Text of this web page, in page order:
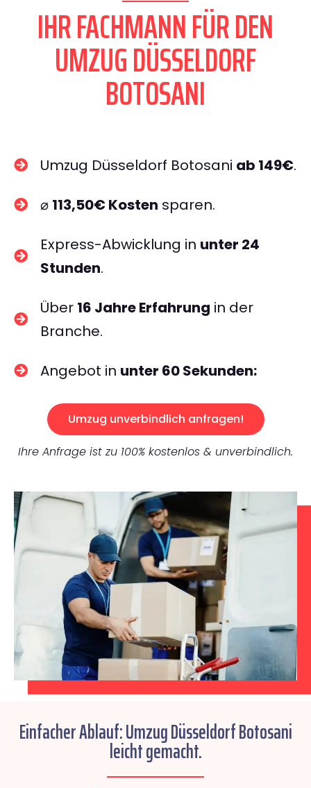
IHR FACHMANN FÜR DEN
UMZUG DÜSSELDORF
BOTOSANI
Umzug Düsseldorf Botosani ab 149€.
⌀ 113,50€ Kosten sparen.
Express-Abwicklung in unter 24
Stunden.
Über 16 Jahre Erfahrung in der
Branche.
Angebot in unter 60 Sekunden:
Umzug unverbindlich anfragen!
Ihre Anfrage ist zu 100% kostenlos & unverbindlich.
Einfacher Ablauf: Umzug Düsseldorf Botosani
leicht gemacht.